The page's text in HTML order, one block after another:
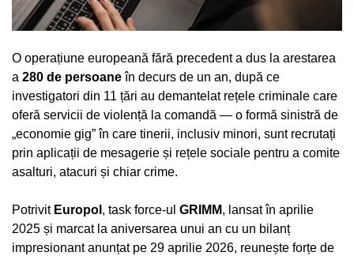
O operațiune europeană fără precedent a dus la arestarea
a 280 de persoaneîn decurs de un an, după ce
investigatori din 11 țări au demantelat rețele criminale care
oferă servicii de violență la comandă — o formă sinistră de
„economie gig” în care tinerii, inclusiv minori, sunt recrutați
prin aplicații de mesagerie și rețele sociale pentru a comite
asalturi, atacuri și chiar crime.
Potrivit Europol , task force-ul GRIMM, lansat în aprilie
2025 și marcat la aniversarea unui an cu un bilanț
impresionant anunțat pe 29 aprilie 2026, reunește forțe de